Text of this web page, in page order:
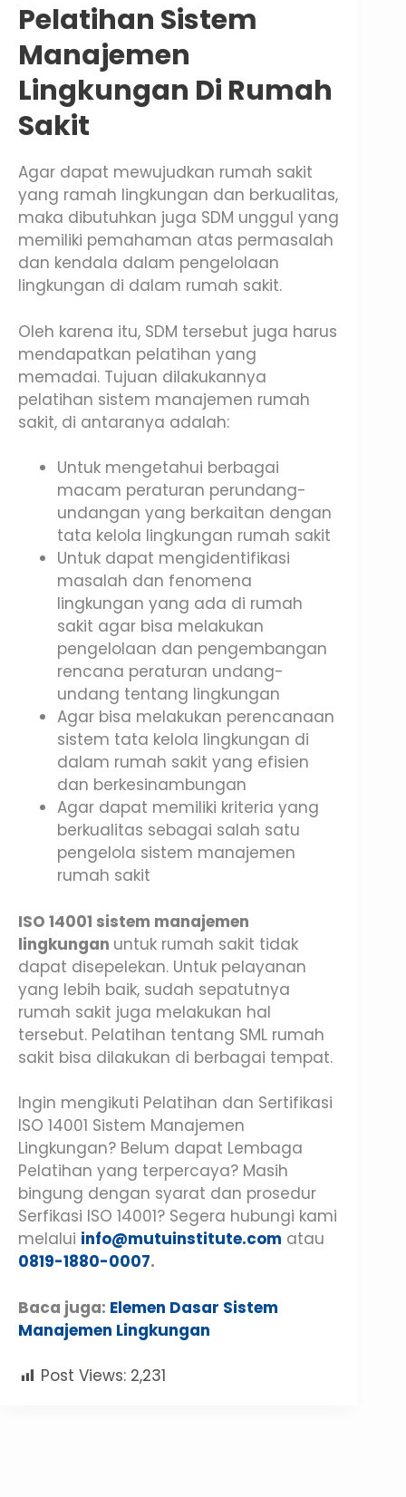
Pelatihan Sistem
Manajemen
Lingkungan Di Rumah
Sakit
Agar dapat mewujudkan rumah sakit
yang ramah lingkungan dan berkualitas,
maka dibutuhkan juga SDM unggul yang
memiliki pemahaman atas permasalah
dan kendala dalam pengelolaan
lingkungan di dalam rumah sakit.
Oleh karena itu, SDM tersebut juga harus
mendapatkan pelatihan yang
memadai. Tujuan dilakukannya
pelatihan sistem manajemen rumah
sakit, di antaranya adalah:
Untuk mengetahui berbagai
macam peraturan perundang-
undangan yang berkaitan dengan
tata kelola lingkungan rumah sakit
Untuk dapat mengidentifikasi
masalah dan fenomena
lingkungan yang ada di rumah
sakit agar bisa melakukan
pengelolaan dan pengembangan
rencana peraturan undang-
undang tentang lingkungan
Agar bisa melakukan perencanaan
sistem tata kelola lingkungan di
dalam rumah sakit yang efisien
dan berkesinambungan
Agar dapat memiliki kriteria yang
berkualitas sebagai salah satu
pengelola sistem manajemen
rumah sakit
ISO 14001 sistem manajemen
lingkungan untuk rumah sakit tidak
dapat disepelekan. Untuk pelayanan
yang lebih baik, sudah sepatutnya
rumah sakit juga melakukan hal
tersebut. Pelatihan tentang SML rumah
sakit bisa dilakukan di berbagai tempat.
Ingin mengikuti Pelatihan dan Sertifikasi
ISO 14001 Sistem Manajemen
Lingkungan? Belum dapat Lembaga
Pelatihan yang terpercaya? Masih
bingung dengan syarat dan prosedur
Serfikasi ISO 14001? Segera hubungi kami
melalui info@mutuinstitute.com atau
0819-1880-0007.
Baca juga: Elemen Dasar Sistem
Manajemen Lingkungan
Post Views: 2,231